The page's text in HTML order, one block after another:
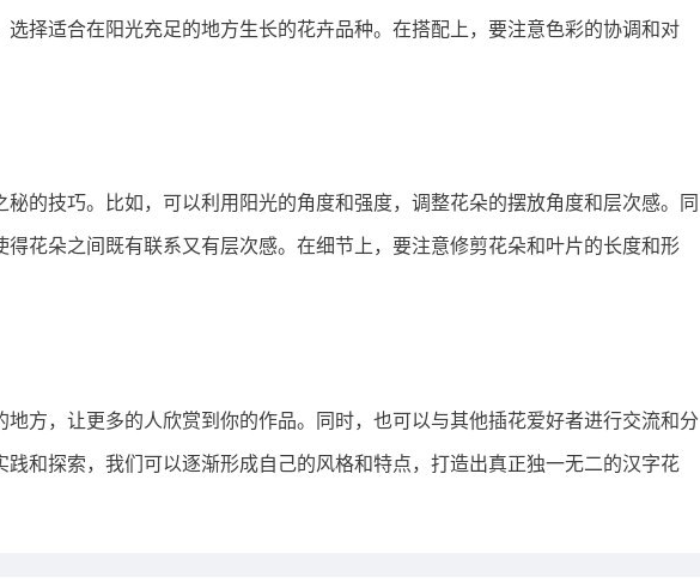
择适合在阳光充足的地方生长的花卉品种。在搭配上，要注意色彩的协调和对
的技巧。比如，可以利用阳光的角度和强度，调整花朵的摆放角度和层次感。同
得花朵之间既有联系又有层次感。在细节上，要注意修剪花朵和叶片的长度和形
方，让更多的人欣赏到你的作品。同时，也可以与其他插花爱好者进行交流和分
和探索，我们可以逐渐形成自己的风格和特点，打造出真正独一无二的汉字花